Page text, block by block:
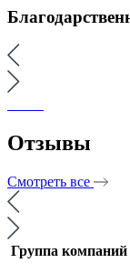
Отзывы
Смотреть все
Группа